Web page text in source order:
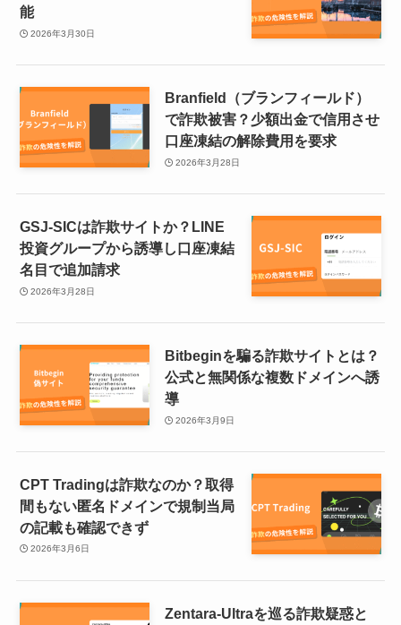
能
2026年3月30日
Branfield（ブランフィールド）
で詐欺被害？少額出金で信用させ
口座凍結の解除費用を要求
2026年3月28日
GSJ-SICは詐欺サイトか？LINE
投資グループから誘導し口座凍結
名目で追加請求
2026年3月28日
Bitbeginを騙る詐欺サイトとは？
公式と無関係な複数ドメインへ誘
導
2026年3月9日
CPT Tradingは詐欺なのか？取得
間もない匿名ドメインで規制当局
の記載も確認できず
2026年3月6日
Zentara-Ultraを巡る詐欺疑惑と